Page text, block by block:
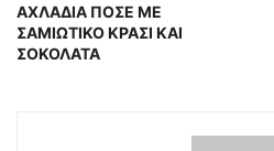
ΑΧΛΑΔΙΑ ΠΟΣΕ ΜΕ
ΣΑΜΙΩΤΙΚΟ ΚΡΑΣΙ ΚΑΙ
ΣΟΚΟΛΑΤΑ